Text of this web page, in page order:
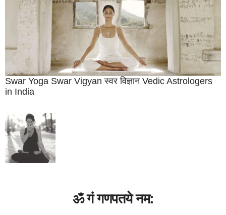
Swar Yoga Swar Vigyan स्‍वर विज्ञान Vedic Astrologers
in India
ॐ गं गणपतये नम: